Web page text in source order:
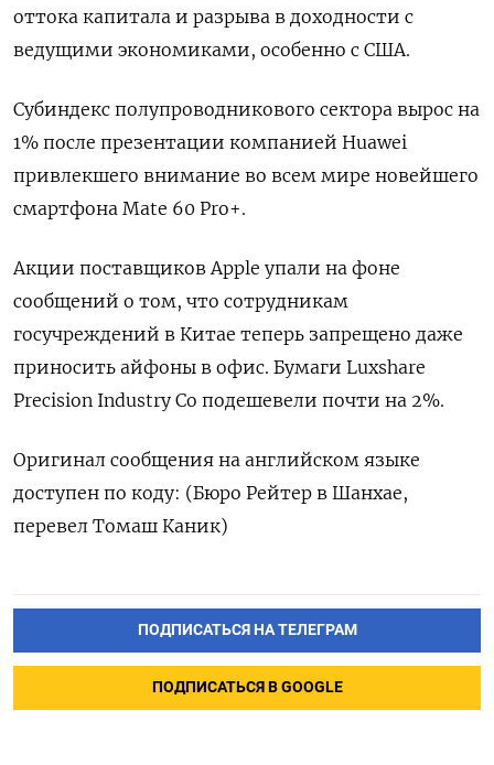
оттока капитала и разрыва в доходности с
ведущими экономиками, особенно с США.
Субиндекс полупроводникового сектора вырос на
1% после презентации компанией Huawei
привлекшего внимание во всем мире новейшего
смартфона Mate 60 Pro+.
Акции поставщиков Apple упали на фоне
сообщений о том, что сотрудникам
госучреждений в Китае теперь запрещено даже
приносить айфоны в офис. Бумаги Luxshare
Precision Industry Co подешевели почти на 2%.
Оригинал сообщения на английском языке
доступен по коду: (Бюро Рейтер в Шанхае,
перевел Томаш Каник)
ПОДПИСАТЬСЯ НА ТЕЛЕГРАМ
ПОДПИСАТЬСЯ В GOOGLE